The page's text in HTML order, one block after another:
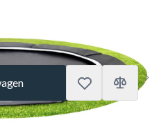
Op voorraad